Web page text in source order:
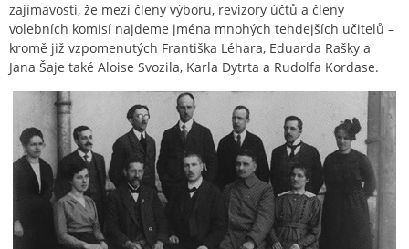
zajímavosti, že mezi členy výboru, revizory účtů a členy
volebních komisí najdeme jména mnohých tehdejších učitelů –
kromě již vzpomenutých Františka Léhara, Eduarda Rašky a
Jana Šaje také Aloise Svozila, Karla Dytrta a Rudolfa Kordase.